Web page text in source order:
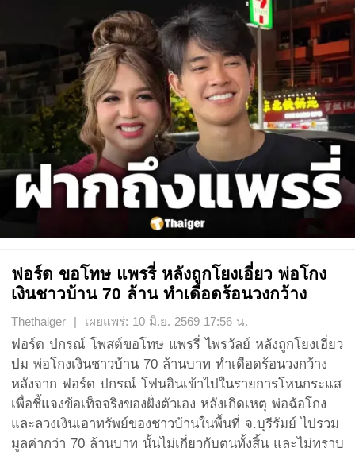
ฟอร์ด ขอโทษ แพรรี่ หลังถูกโยงเอี่ยว พ่อโกง
เงินชาวบ้าน 70 ล้าน ทำเดือดร้อนวงกว้าง
Thethaiger | เผยแพร่: 10 มิ.ย. 2569 17:56 น.
ฟอร์ด ปกรณ์ โพสต์ขอโทษ แพรรี่ ไพรวัลย์ หลังถูกโยงเอี่ยว
ปม พ่อโกงเงินชาวบ้าน 70 ล้านบาท ทำเดือดร้อนวงกว้าง
หลังจาก ฟอร์ด ปกรณ์ โฟนอินเข้าไปในรายการโหนกระแส
เพื่อชี้แจงข้อเท็จจริงของฝั่งตัวเอง หลังเกิดเหตุ พ่อฉ้อโกง
และลวงเงินเอาทรัพย์ของชาวบ้านในพื้นที่ จ.บุรีรัมย์ ไปรวม
มูลค่ากว่า 70 ล้านบาท นั้นไม่เกี่ยวกับตนทั้งสิ้น และไม่ทราบ